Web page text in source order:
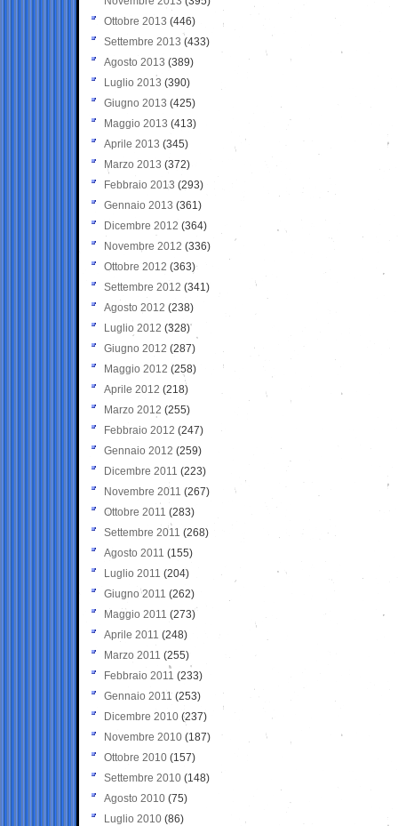
Ottobre 2013 (446)
Settembre 2013 (433)
Agosto 2013 (389)
Luglio 2013 (390)
Giugno 2013 (425)
Maggio 2013 (413)
Aprile 2013 (345)
Marzo 2013 (372)
Febbraio 2013 (293)
Gennaio 2013 (361)
Dicembre 2012 (364)
Novembre 2012 (336)
Ottobre 2012 (363)
Settembre 2012 (341)
Agosto 2012 (238)
Luglio 2012 (328)
Giugno 2012 (287)
Maggio 2012 (258)
Aprile 2012 (218)
Marzo 2012 (255)
Febbraio 2012 (247)
Gennaio 2012 (259)
Dicembre 2011 (223)
Novembre 2011 (267)
Ottobre 2011 (283)
Settembre 2011 (268)
Agosto 2011 (155)
Luglio 2011 (204)
Giugno 2011 (262)
Maggio 2011 (273)
Aprile 2011 (248)
Marzo 2011 (255)
Febbraio 2011 (233)
Gennaio 2011 (253)
Dicembre 2010 (237)
Novembre 2010 (187)
Ottobre 2010 (157)
Settembre 2010 (148)
Agosto 2010 (75)
Luglio 2010 (86)